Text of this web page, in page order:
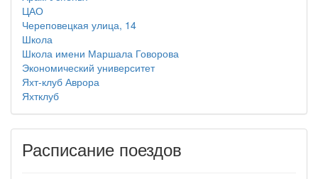
ЦАО
Череповецкая улица, 14
Школа
Школа имени Маршала Говорова
Экономический университет
Яхт-клуб Аврора
Яхтклуб
Расписание поездов